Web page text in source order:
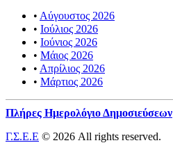
• Αύγουστος 2026
• Ιούλιος 2026
• Ιούνιος 2026
• Μάιος 2026
• Απρίλιος 2026
• Μάρτιος 2026
Πλήρες Ημερολόγιο Δημοσιεύσεων
Γ.Σ.Ε.Ε © 2026 All rights reserved.